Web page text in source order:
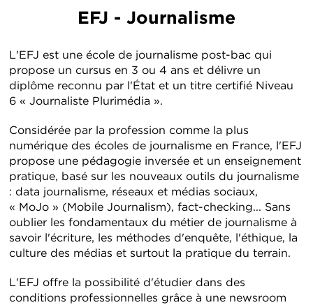
EFJ - Journalisme
L'EFJ est une école de journalisme post-bac qui
propose un cursus en 3 ou 4 ans et délivre un
diplôme reconnu par l'État et un titre certifié Niveau
6 « Journaliste Plurimédia ».
Considérée par la profession comme la plus
numérique des écoles de journalisme en France, l'EFJ
propose une pédagogie inversée et un enseignement
pratique, basé sur les nouveaux outils du journalisme
: data journalisme, réseaux et médias sociaux,
« MoJo » (Mobile Journalism), fact-checking... Sans
oublier les fondamentaux du métier de journalisme à
savoir l'écriture, les méthodes d'enquête, l'éthique, la
culture des médias et surtout la pratique du terrain.
L'EFJ offre la possibilité d'étudier dans des
conditions professionnelles grâce à une newsroom